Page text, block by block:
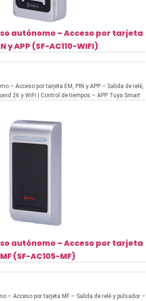
autónomo – Acceso por tarjeta
y APP (SF-AC110-WIFI)
– Acceso por tarjeta EM, PIN y APP – Salida de relé,
26 y WiFi | Control de tiempos – APP Tuya Smart
remotas – Apto para exterior IP68
autónomo – Acceso por tarjeta
MF (SF-AC105-MF)
– Acceso por tarjeta MF – Salida de relé y pulsador –